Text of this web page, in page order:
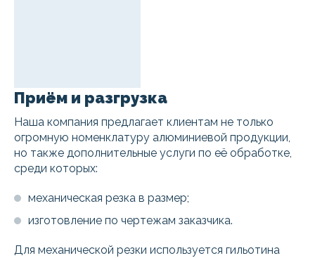
Приём и разгрузка
Наша компания предлагает клиентам не только
огромную номенклатуру алюминиевой продукции,
но также дополнительные услуги по её обработке,
среди которых:
механическая резка в размер;
изготовление по чертежам заказчика.
Для механической резки используется гильотина